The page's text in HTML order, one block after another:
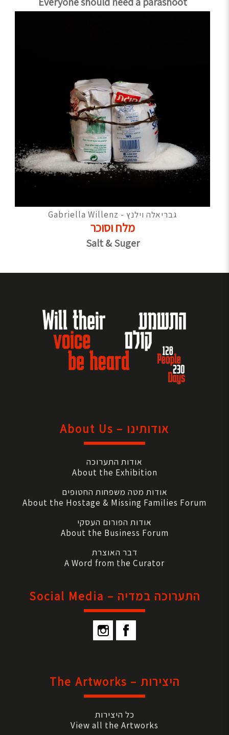
גבריאלה וילנץ - Gabriella Willenz
מלח וסוכר
Salt & Suger
אודותינו – About Us
אודות התערוכה
About the Exhibition
אודות מטה משפחות החטופים
About the Hostage & Missing Families Forum
אודות הפורום העסקי
About the Business Forum
דבר האוצרת
A Word from the Curator
התערוכה במדיה – Social Media
היצירות – The Artworks
כל היצירות
View all the Artworks